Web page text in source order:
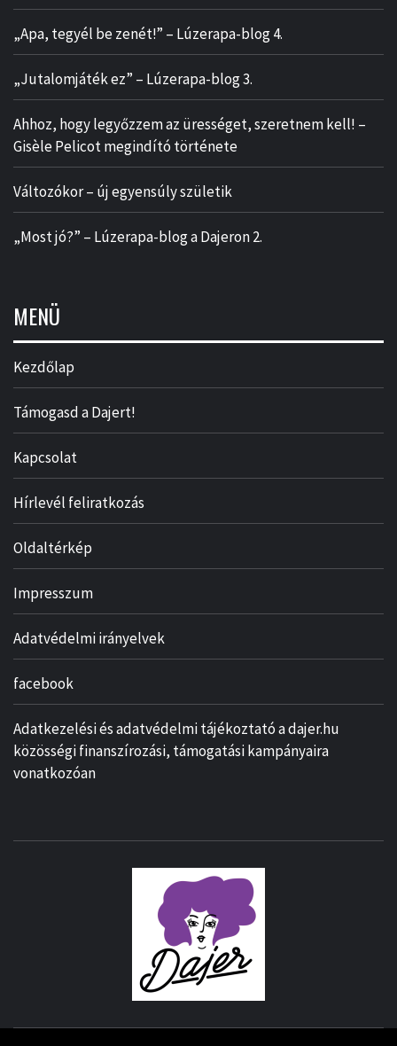
„Apa, tegyél be zenét!” – Lúzerapa-blog 4.
„Jutalomjáték ez” – Lúzerapa-blog 3.
Ahhoz, hogy legyőzzem az ürességet, szeretnem kell! –
Gisèle Pelicot megindító története
Változókor – új egyensúly születik
„Most jó?” – Lúzerapa-blog a Dajeron 2.
MENÜ
Kezdőlap
Támogasd a Dajert!
Kapcsolat
Hírlevél feliratkozás
Oldaltérkép
Impresszum
Adatvédelmi irányelvek
facebook
Adatkezelési és adatvédelmi tájékoztató a dajer.hu
közösségi finanszírozási, támogatási kampányaira
vonatkozóan